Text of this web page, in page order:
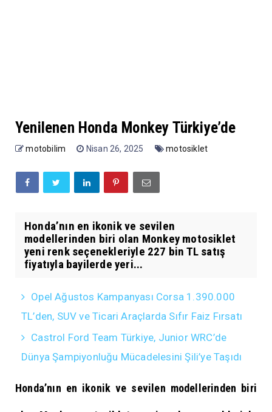
Yenilenen Honda Monkey Türkiye’de
motobilim Nisan 26, 2025 motosiklet
Honda’nın en ikonik ve sevilen
modellerinden biri olan Monkey motosiklet
yeni renk seçenekleriyle 227 bin TL satış
fiyatıyla bayilerde yeri...
Opel Ağustos Kampanyası Corsa 1.390.000
TL’den, SUV ve Ticari Araçlarda Sıfır Faiz Fırsatı
Castrol Ford Team Türkiye, Junior WRC’de
Dünya Şampiyonluğu Mücadelesini Şili’ye Taşıdı
Honda’nın en ikonik ve sevilen modellerinden biri